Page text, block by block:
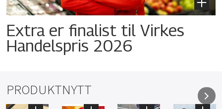
Extra er finalist til Virkes
Handelspris 2026
PRODUKTNYTT